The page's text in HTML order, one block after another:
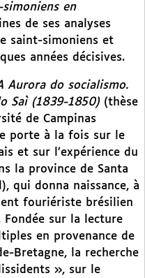
en
de ses analyses
saint-simoniens et
années décisives.
Aurora do socialismo.
Saì (1839-1850) (thèse
de Campinas
porte à la fois sur le
et sur l’expérience du
la province de Santa
qui donna naissance, à
fouriériste brésilien
sur la lecture
en provenance de
Bretagne, la recherche
», sur le